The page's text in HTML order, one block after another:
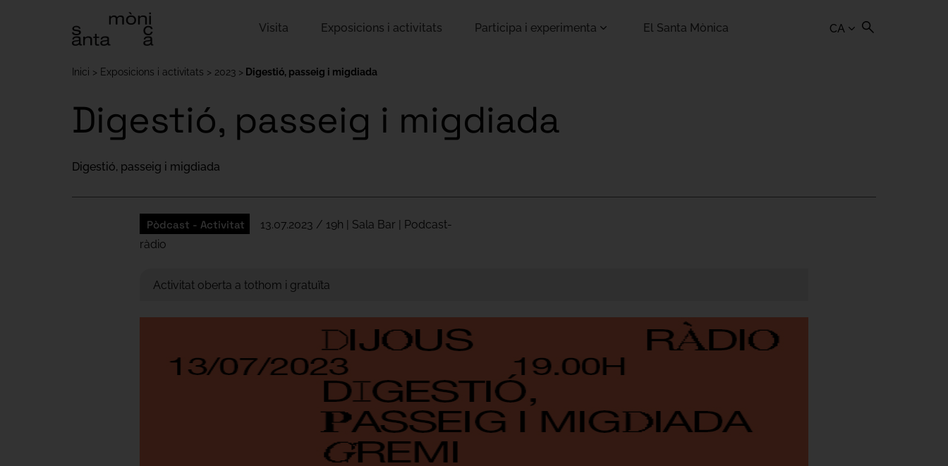
CA
Visita Exposicions i activitats Participa i experimenta El Santa Mònica
Inici Exposicions i activitats 2023 Digestió, passeig i migdiada
Digestió, passeig i migdiada
Digestió, passeig i migdiada
Pòdcast - Activitat
13.07.2023 / 19h | Sala Bar | Podcast-
ràdio
Activitat oberta a tothom i gratuïta